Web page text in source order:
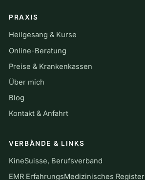
PRAXIS
Heilgesang & Kurse
Online-Beratung
Preise & Krankenkassen
Über mich
Blog
Kontakt & Anfahrt
VERBÄNDE & LINKS
KineSuisse, Berufsverband
EMR ErfahrungsMedizinisches Register